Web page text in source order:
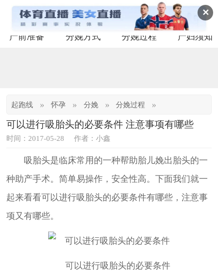
✕
产前准备 分娩方式 分娩过程 产妇须知
起跑线 » 怀孕 » 分娩 » 分娩过程 »
可以进行吸胎头的必要条件 注意事项有哪些
时间：2017-05-28 作者：小鑫
吸胎头是临床常用的一种帮助胎儿娩出胎头的一
种助产手术。简单易操作，安全性高。下面我们就一
起来看看可以进行吸胎头的必要条件有哪些，注意事
项又有哪些。
可以进行吸胎头的必要条件